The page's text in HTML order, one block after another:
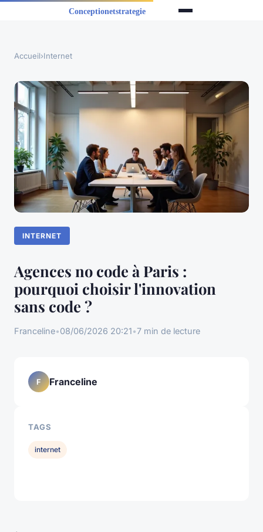
Accueil›Internet
INTERNET
Agences no code à Paris :
pourquoi choisir l'innovation
sans code ?
Franceline•08/06/2026 20:21•7 min de lecture
F Franceline
TAGS
internet